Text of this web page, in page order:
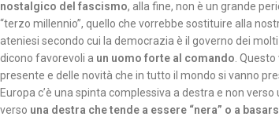
nostalgico del fascismo, alla fine, non è un grande
“terzo millennio”, quello che vorrebbe sostituire alla
ateniesi secondo cui la democrazia è il governo dei
dicono favorevoli a un uomo forte al comando.
presente e delle novità che in tutto il mondo si vanno
Europa c’è una spinta complessiva a destra e non
verso una destra che tende a essere “nera” o a